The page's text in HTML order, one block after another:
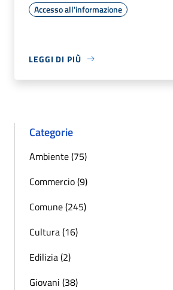
Accesso all'informazione
LEGGI DI PIÙ
Categorie
Ambiente (75)
Commercio (9)
Comune (245)
Cultura (16)
Edilizia (2)
Giovani (38)